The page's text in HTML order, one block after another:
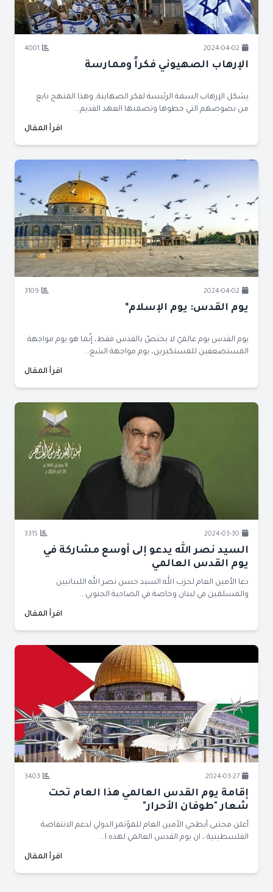
2024-04-02
4001
الإرهاب الصهيوني فكراً وممارسة
يشكل الإرهاب السمة الرئيسة لفكر الصهاينة, وهذا المنهج نابع
من نصوصهم التي خطوها وتضمنها العهد القديم...
اقرأ المقال
2024-04-02
3109
يوم القدس: يوم الإسلام*
يوم القدس يوم عالميّ لا يختصّ بالقدس فقط، إنّما هو يوم مواجهة
المستضعفين للمستكبرين، يوم مواجهة الشع...
اقرأ المقال
2024-03-30
3315
السيد نصر الله يدعو إلى أوسع مشاركة في
يوم القدس العالمي
دعا الأمين العام لحزب الله السيد حسن نصر الله اللبنانيين
والمسلمين في لبنان وخاصة في الضاحية الجنوبي...
اقرأ المقال
2024-03-27
3403
إقامة يوم القدس العالمي هذا العام تحت
شعار "طوفان الأحرار"
أعلن مجتبى أبطحي الأمين العام للمؤتمر الدولي لدعم الانتفاضة
الفلسطينية ، ان يوم القدس العالمي لهذه ا...
اقرأ المقال